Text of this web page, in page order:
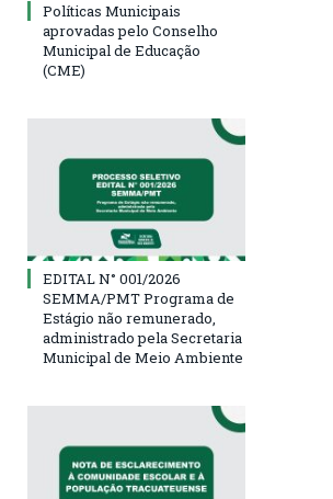
Políticas Municipais
aprovadas pelo Conselho
Municipal de Educação
(CME)
EDITAL N° 001/2026
SEMMA/PMT Programa de
Estágio não remunerado,
administrado pela Secretaria
Municipal de Meio Ambiente